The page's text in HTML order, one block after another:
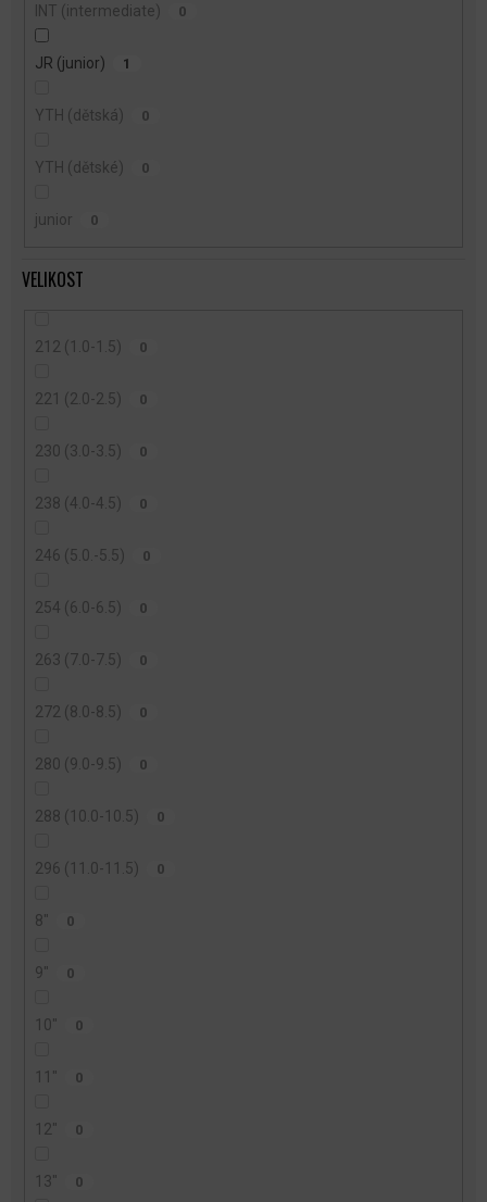
INT (intermediate) 0
JR (junior) 1
YTH (dětská) 0
YTH (dětské) 0
junior 0
VELIKOST
212 (1.0-1.5) 0
221 (2.0-2.5) 0
230 (3.0-3.5) 0
238 (4.0-4.5) 0
246 (5.0.-5.5) 0
254 (6.0-6.5) 0
263 (7.0-7.5) 0
272 (8.0-8.5) 0
280 (9.0-9.5) 0
288 (10.0-10.5) 0
296 (11.0-11.5) 0
8" 0
9" 0
10" 0
11" 0
12" 0
13" 0